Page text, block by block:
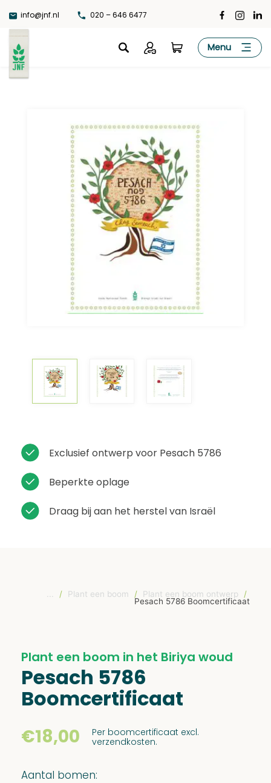
naar
de
inhoud
info@jnf.nl 020 – 646 6477
JNF Menu
Exclusief ontwerp voor Pesach 5786
Beperkte oplage
Draag bij aan het herstel van Israël
/ Plant een boom / Plant een boom ontwerp /
Pesach 5786 Boomcertificaat
Plant een boom in het Biriya woud
Pesach 5786
Boomcertificaat
€18,00
Per boomcertificaat excl.
verzendkosten.
Aantal bomen: